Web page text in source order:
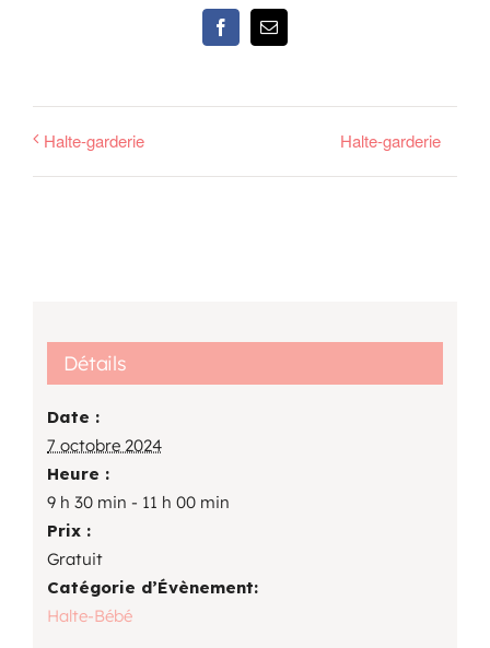
FacebookEmail
Halte-garderie Halte-garderie
Détails
Date :
7 octobre 2024
Heure :
9 h 30 min - 11 h 00 min
Prix :
Gratuit
Catégorie d’Évènement:
Halte-Bébé